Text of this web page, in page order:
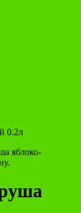
0.2л
яблоко-